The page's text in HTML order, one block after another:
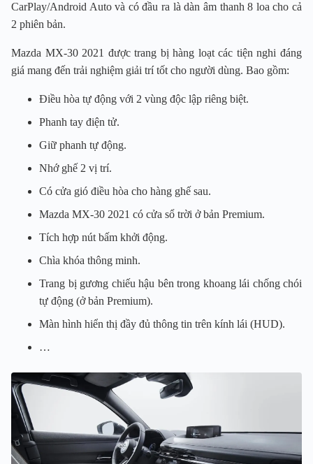
CarPlay/Android Auto và có đầu ra là dàn âm thanh 8 loa cho cả
2 phiên bản.
Mazda MX-30 2021 được trang bị hàng loạt các tiện nghi đáng
giá mang đến trải nghiệm giải trí tốt cho người dùng. Bao gồm:
Điều hòa tự động với 2 vùng độc lập riêng biệt.
Phanh tay điện tử.
Giữ phanh tự động.
Nhớ ghế 2 vị trí.
Có cửa gió điều hòa cho hàng ghế sau.
Mazda MX-30 2021 có cửa sổ trời ở bản Premium.
Tích hợp nút bấm khởi động.
Chìa khóa thông minh.
Trang bị gương chiếu hậu bên trong khoang lái chống chói
tự động (ở bản Premium).
Màn hình hiển thị đầy đủ thông tin trên kính lái (HUD).
…